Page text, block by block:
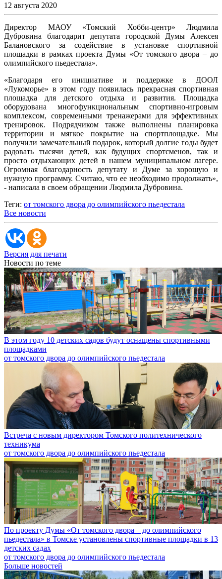
12 августа 2020
Директор МАОУ «Томский Хобби-центр» Людмила
Дубровина благодарит депутата городской Думы Алексея
Балановского за содействие в установке спортивной
площадки в рамках проекта Думы «От томского двора – до
олимпийского пьедестала».
«Благодаря его инициативе и поддержке в ДООЛ
«Лукоморье» в этом году появилась прекрасная спортивная
площадка для детского отдыха и развития. Площадка
оборудована многофункциональным спортивно-игровым
комплексом, современными тренажерами для эффективных
тренировок. Подрядчиком также выполнены планировка
территории и мягкое покрытие на спортплощадке. Мы
получили замечательный подарок, который долгие годы будет
радовать тысячи детей, как будущих спортсменов, так и
просто отдыхающих детей в нашем муниципальном лагере.
Огромная благодарность депутату и Думе за хорошую и
нужную программу. Считаю, что ее необходимо продолжать»,
- написала в своем обращении Людмила Дубровина.
Теги: от томского двора до олимпийского пьедестала
Все новости
Версия для печати
Новости по теме
В этом году 10 детских садов будут оснащены спортивными
площадками
от томского двора до олимпийского пьедестала
Встреча с новым директором Томского политехнического
техникума
от томского двора до олимпийского пьедестала
По проекту Думы «От томского двора – до олимпийского
пьедестала» в Томске установлены спортивные площадки в 13
детских садах
от томского двора до олимпийского пьедестала
Больше новостей